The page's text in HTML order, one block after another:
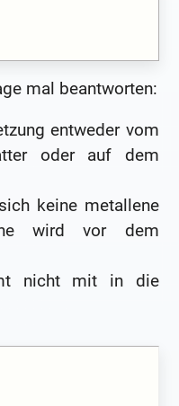
mal beantworten:
entweder vom
oder auf dem
keine metallene
wird vor dem
nicht mit in die